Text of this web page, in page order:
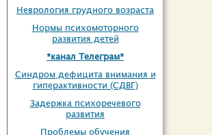
Неврология грудного возраста
Нормы психомоторного
развития детей
*канал Телеграм*
Синдром дефицита внимания и
гиперактивности (СДВГ)
Задержка психоречевого
развития
Проблемы обучения